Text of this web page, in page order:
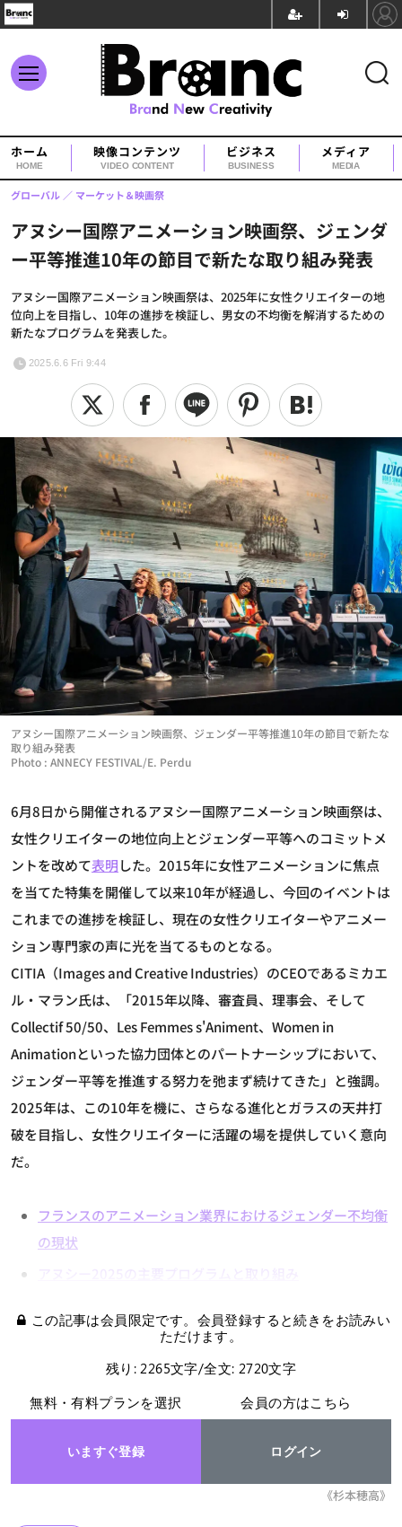
ホーム
HOME
映像コンテンツ
VIDEO CONTENT
ビジネス
BUSINESS
メディア
MEDIA
アヌシー国際アニメーション映画祭、ジェンダ
ー平等推進10年の節目で新たな取り組み発表
アヌシー国際アニメーション映画祭は、2025年に女性クリエイターの地
位向上を目指し、10年の進捗を検証し、男女の不均衡を解消するための
新たなプログラムを発表した。
グローバル マーケット＆映画祭
2025.6.6 Fri 9:44
Photo : ANNECY FESTIVAL/E. Perdu
アヌシー国際アニメーション映画祭、ジェンダー平等推進10年の節目で新たな
取り組み発表
6月8日から開催されるアヌシー国際アニメーション映画祭は、
女性クリエイターの地位向上とジェンダー平等へのコミットメ
ントを改めて表明した。2015年に女性アニメーションに焦点
を当てた特集を開催して以来10年が経過し、今回のイベントは
これまでの進捗を検証し、現在の女性クリエイターやアニメー
ション専門家の声に光を当てるものとなる。
CITIA（Images and Creative Industries）のCEOであるミカエ
ル・マラン氏は、「2015年以降、審査員、理事会、そして
Collectif 50/50、Les Femmes s'Animent、Women in
Animationといった協力団体とのパートナーシップにおいて、
ジェンダー平等を推進する努力を弛まず続けてきた」と強調。
2025年は、この10年を機に、さらなる進化とガラスの天井打
破を目指し、女性クリエイターに活躍の場を提供していく意向
だ。
フランスのアニメーション業界におけるジェンダー不均衡
の現状
アヌシー2025の主要プログラムと取り組み
この記事は会員限定です。会員登録すると続きをお読みい
ただけます。
残り: 2265文字/全文: 2720文字
無料・有料プランを選択
いますぐ登録
会員の方はこちら
ログイン
《杉本穂高》